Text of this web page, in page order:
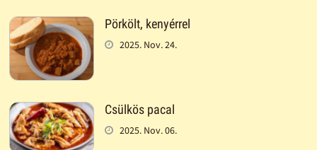
Pörkölt, kenyérrel
2025. Nov. 24.
Csülkös pacal
2025. Nov. 06.